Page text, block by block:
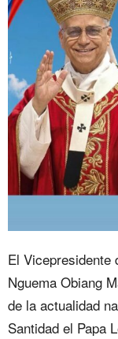
El Vicepresidente
Nguema Obiang
de la actualidad
Santidad el Papa